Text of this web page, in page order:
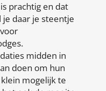
prachtig en dat
je daar je steentje
midden in
doen om hun
mogelijk te